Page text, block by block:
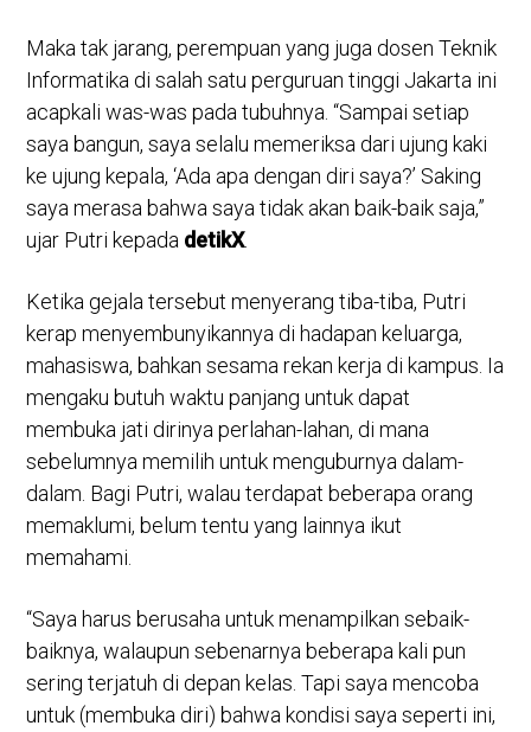
Maka tak jarang, perempuan yang juga dosen Teknik
Informatika di salah satu perguruan tinggi Jakarta ini
acapkali was-was pada tubuhnya. “Sampai setiap
saya bangun, saya selalu memeriksa dari ujung kaki
ke ujung kepala, ‘Ada apa dengan diri saya?’ Saking
saya merasa bahwa saya tidak akan baik-baik saja,”
ujar Putri kepada detikX.
Ketika gejala tersebut menyerang tiba-tiba, Putri
kerap menyembunyikannya di hadapan keluarga,
mahasiswa, bahkan sesama rekan kerja di kampus. Ia
mengaku butuh waktu panjang untuk dapat
membuka jati dirinya perlahan-lahan, di mana
sebelumnya memilih untuk menguburnya dalam-
dalam. Bagi Putri, walau terdapat beberapa orang
memaklumi, belum tentu yang lainnya ikut
memahami.
“Saya harus berusaha untuk menampilkan sebaik-
baiknya, walaupun sebenarnya beberapa kali pun
sering terjatuh di depan kelas. Tapi saya mencoba
untuk (membuka diri) bahwa kondisi saya seperti ini,